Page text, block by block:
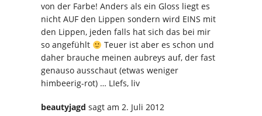
von der Farbe! Anders als ein Gloss liegt es
nicht AUF den Lippen sondern wird EINS mit
den Lippen, jeden falls hat sich das bei mir
so angefühlt
Teuer ist aber es schon und
daher brauche meinen aubreys auf, der fast
genauso ausschaut (etwas weniger
himbeerig-rot) … LIefs, liv
beautyjagd sagt am 2. Juli 2012